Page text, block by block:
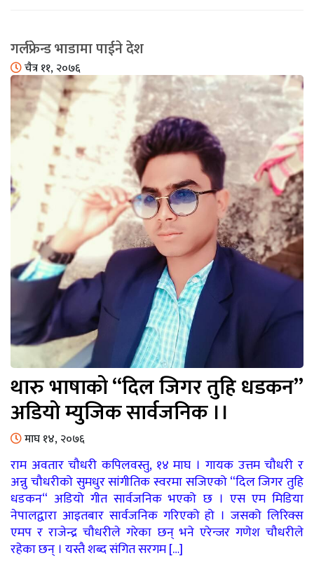
गर्लफ्रेन्ड भाडामा पाईने देश
चैत्र ११, २०७६
थारु भाषाको “दिल जिगर तुहि धडकन”
अडियो म्युजिक सार्वजनिक ।।
माघ १४, २०७६
राम अवतार चौधरी कपिलवस्तु, १४ माघ । गायक उत्तम चौधरी र
अन्नु चौधरीको सुमधुर सांगीतिक स्वरमा सजिएको “दिल जिगर तुहि
धडकन“ अडियो गीत सार्वजनिक भएको छ । एस एम मिडिया
नेपालद्वारा आइतबार सार्वजनिक गरिएको हो । जसको लिरिक्स
एमप र राजेन्द्र चौधरीले गरेका छन् भने एरेन्जर गणेश चौधरीले
रहेका छन् । यस्तै शब्द संगित सरगम […]